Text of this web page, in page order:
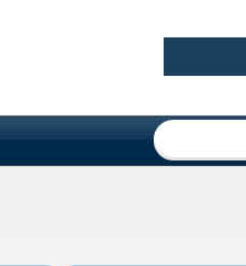
Форма
Поиск